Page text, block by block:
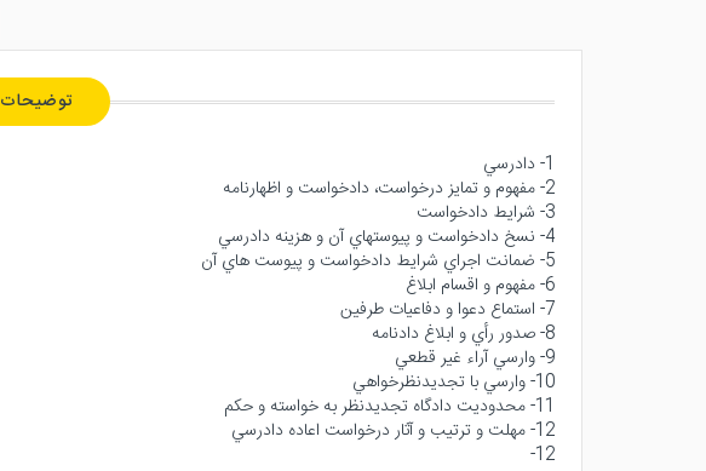
1- دادرسي
2- مفهوم و تمايز درخواست، دادخواست و اظهارنامه
3- شرايط دادخواست
4- نسخ دادخواست و پيوستهاي آن و هزينه دادرسي
5- ضمانت اجراي شرايط دادخواست و پيوست هاي آن
6- مفهوم و اقسام ابلاغ
7- استماع دعوا و دفاعيات طرفين
8- صدور رأي و ابلاغ دادنامه
9- وارسي آراء غير قطعي
10- وارسي با تجديدنظرخواهي
11- محدوديت دادگاه تجديدنظر به خواسته و حكم
12- مهلت و ترتيب و آثار درخواست اعاده دادرسي
12-